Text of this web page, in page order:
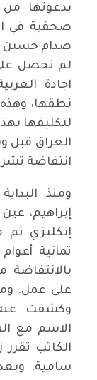
بدعوتها من
صحفية في
صدام حسين
لم تحصل
اجادة
نطقها،
لتكليفها
العراق قبل
انتفاضة
ومنذ
إبراهيم،
إنكليزي
ثمانية
على عمل.
وكشفت
الاسم مع
الكاتب تقرر
سامية،